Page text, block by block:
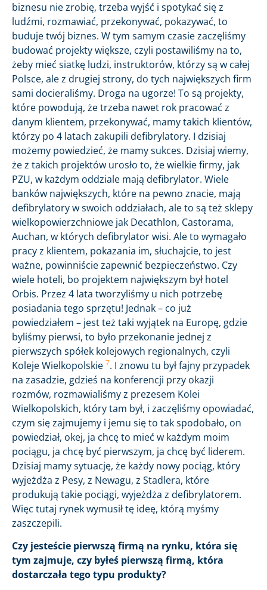
biznesu nie zrobię, trzeba wyjść i spotykać się z
ludźmi, rozmawiać, przekonywać, pokazywać, to
buduje twój biznes. W tym samym czasie zaczęliśmy
budować projekty większe, czyli postawiliśmy na to,
żeby mieć siatkę ludzi, instruktorów, którzy są w całej
Polsce, ale z drugiej strony, do tych największych firm
sami docieraliśmy. Droga na ugorze! To są projekty,
które powodują, że trzeba nawet rok pracować z
danym klientem, przekonywać, mamy takich klientów,
którzy po 4 latach zakupili defibrylatory. I dzisiaj
możemy powiedzieć, że mamy sukces. Dzisiaj wiemy,
że z takich projektów urosło to, że wielkie firmy, jak
PZU, w każdym oddziale mają defibrylator. Wiele
banków największych, które na pewno znacie, mają
defibrylatory w swoich oddziałach, ale to są też sklepy
wielkopowierzchniowe jak Decathlon, Castorama,
Auchan, w których defibrylator wisi. Ale to wymagało
pracy z klientem, pokazania im, słuchajcie, to jest
ważne, powinniście zapewnić bezpieczeństwo. Czy
wiele hoteli, bo projektem największym był hotel
Orbis. Przez 4 lata tworzyliśmy u nich potrzebę
posiadania tego sprzętu! Jednak – co już
powiedziałem – jest też taki wyjątek na Europę, gdzie
byliśmy pierwsi, to było przekonanie jednej z
pierwszych spółek kolejowych regionalnych, czyli
Koleje Wielkopolskie 7. I znowu tu był fajny przypadek
na zasadzie, gdzieś na konferencji przy okazji
rozmów, rozmawialiśmy z prezesem Kolei
Wielkopolskich, który tam był, i zaczęliśmy opowiadać,
czym się zajmujemy i jemu się to tak spodobało, on
powiedział, okej, ja chcę to mieć w każdym moim
pociągu, ja chcę być pierwszym, ja chcę być liderem.
Dzisiaj mamy sytuację, że każdy nowy pociąg, który
wyjeżdża z Pesy, z Newagu, z Stadlera, które
produkują takie pociągi, wyjeżdża z defibrylatorem.
Więc tutaj rynek wymusił tę ideę, którą myśmy
zaszczepili.
Czy jesteście pierwszą firmą na rynku, która się
tym zajmuje, czy byłeś pierwszą firmą, która
dostarczała tego typu produkty?